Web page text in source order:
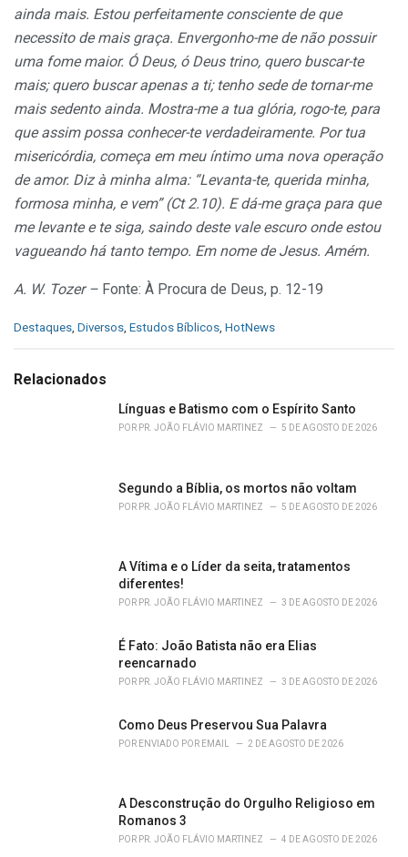
ainda mais. Estou perfeitamente consciente de que
necessito de mais graça. Envergonho-me de não possuir
uma fome maior. Ó Deus, ó Deus trino, quero buscar-te
mais; quero buscar apenas a ti; tenho sede de tornar-me
mais sedento ainda. Mostra-me a tua glória, rogo-te, para
que assim possa conhecer-te verdadeiramente. Por tua
misericórdia, começa em meu íntimo uma nova operação
de amor. Diz à minha alma: “Levanta-te, querida minha,
formosa minha, e vem” (Ct 2.10). E dá-me graça para que
me levante e te siga, saindo deste vale escuro onde estou
vagueando há tanto tempo. Em nome de Jesus. Amém.
A. W. Tozer – Fonte: À Procura de Deus, p. 12-19
C
e
Destaques Diversos Estudos Bíblicos HotNews
Relacionados
Línguas e Batismo com o Espírito Santo
POR PR. JOÃO FLÁVIO MARTINEZ 5 DE AGOSTO DE 2026
Segundo a Bíblia, os mortos não voltam
POR PR. JOÃO FLÁVIO MARTINEZ 5 DE AGOSTO DE 2026
A Vítima e o Líder da seita, tratamentos
diferentes!
POR PR. JOÃO FLÁVIO MARTINEZ 3 DE AGOSTO DE 2026
É Fato: João Batista não era Elias
reencarnado
POR PR. JOÃO FLÁVIO MARTINEZ 3 DE AGOSTO DE 2026
Como Deus Preservou Sua Palavra
POR ENVIADO POR EMAIL 2 DE AGOSTO DE 2026
A Desconstrução do Orgulho Religioso em
Romanos 3
POR PR. JOÃO FLÁVIO MARTINEZ 4 DE AGOSTO DE 2026